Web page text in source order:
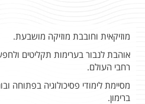
מוזיקאית וחובבת מוזיקה מושבעת.
אוהבת לנבור בערימות תקליטים
רחבי העולם.
מסיימת לימודי פסיכולוגיה בפתוחה
ברימון.